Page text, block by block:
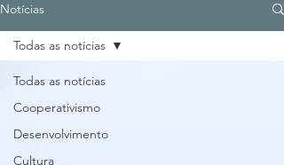
Notícias
Todas as notícias
Cooperativismo
Desenvolvimento
Cultura
Todas as notícias